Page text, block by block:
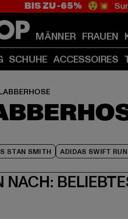
BIS ZU -65% 😲💥
MÄNNER FRAUEN
SCHUHE ACCESSOIRES
STAN SMITH ADIDAS SWIFT RUN
NACH: